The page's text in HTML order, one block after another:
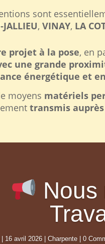
sont
,VINAY, LA
projet à la pose, en
une grande
énergétique et
moyens matériels
transmis
Nous
16 avril 2026 |Charpente | 0